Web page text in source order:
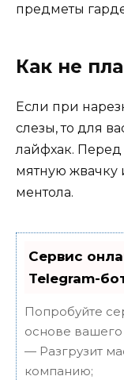
предметы
Как не
Если при
слезы, то для
лайфхак. Перед
мятную жвачку
ментола.
Сервис
Telegram-
Попробуйте
основе вашего
— Разгрузит
компанию;